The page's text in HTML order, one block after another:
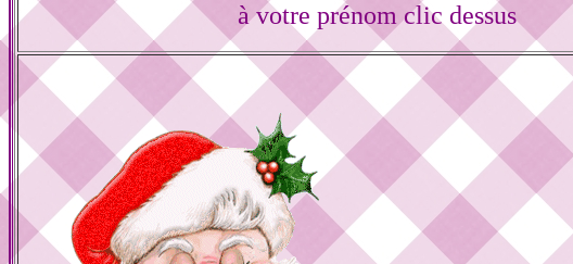
à votre prénom clic dessus